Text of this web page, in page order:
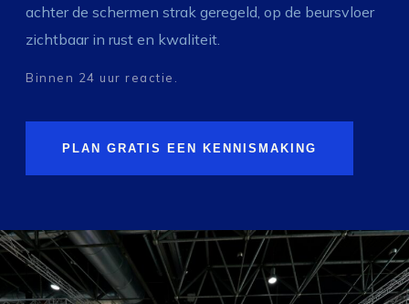
achter de schermen strak geregeld, op de beursvloer
zichtbaar in rust en kwaliteit.
Binnen 24 uur reactie.
PLAN GRATIS EEN KENNISMAKING